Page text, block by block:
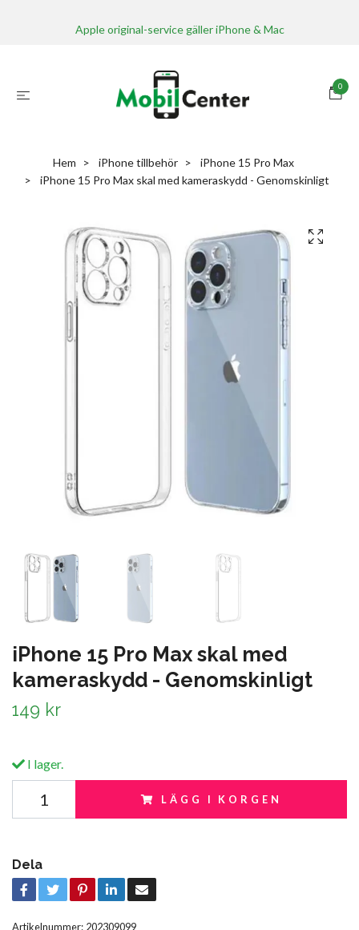
Apple original-service gäller iPhone & Mac
0
Hem iPhone tillbehör
iPhone 15 Pro Max
iPhone 15 Pro Max skal med kameraskydd - Genomskinligt
iPhone 15 Pro Max skal med
kameraskydd - Genomskinligt
149 kr
I lager.
LÄGG I KORGEN
Dela
Artikelnummer: 202309099